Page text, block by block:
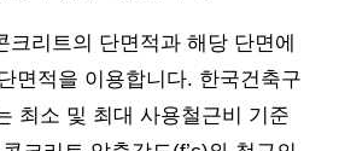
크리트의 단면적과 해당 단면에
면적을 이용합니다. 한국건축구
최소 및 최대 사용철근비 기준